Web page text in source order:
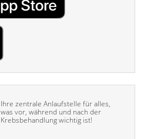
Ihre zentrale Anlaufstelle für alles,
was vor, während und nach der
Krebsbehandlung wichtig ist!